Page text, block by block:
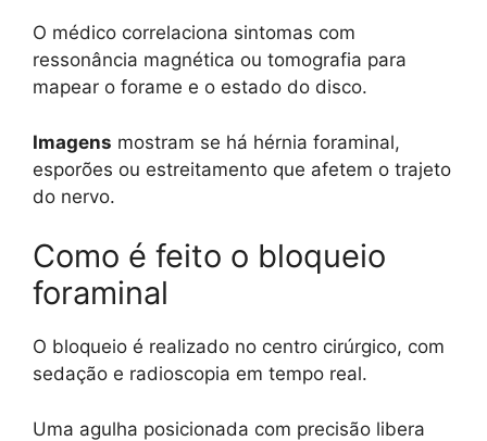
O médico correlaciona sintomas com
ressonância magnética ou tomografia para
mapear o forame e o estado do disco.
Imagens mostram se há hérnia foraminal,
esporões ou estreitamento que afetem o trajeto
do nervo.
Como é feito o bloqueio
foraminal
O bloqueio é realizado no centro cirúrgico, com
sedação e radioscopia em tempo real.
Uma agulha posicionada com precisão libera